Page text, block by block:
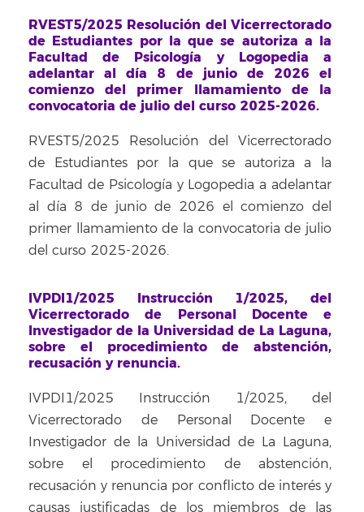
RVEST5/2025 Resolución del Vicerrectorado
de Estudiantes por la que se autoriza a la
Facultad de Psicología y Logopedia a
adelantar al día 8 de junio de 2026 el
comienzo del primer llamamiento de la
convocatoria de julio del curso 2025-2026.
RVEST5/2025 Resolución del Vicerrectorado
de Estudiantes por la que se autoriza a la
Facultad de Psicología y Logopedia a adelantar
al día 8 de junio de 2026 el comienzo del
primer llamamiento de la convocatoria de julio
del curso 2025-2026.
IVPDI1/2025 Instrucción 1/2025, del
Vicerrectorado de Personal Docente e
Investigador de la Universidad de La Laguna,
sobre el procedimiento de abstención,
recusación y renuncia.
IVPDI1/2025 Instrucción 1/2025, del
Vicerrectorado de Personal Docente e
Investigador de la Universidad de La Laguna,
sobre el procedimiento de abstención,
recusación y renuncia por conflicto de interés y
causas justificadas de los miembros de las